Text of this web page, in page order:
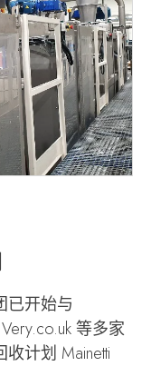
已开始与
等多家
计划 Mainetti